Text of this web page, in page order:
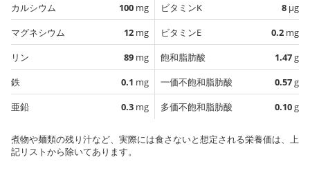
カルシウム
100 mg
マグネシウム
12 mg
リン
89 mg
鉄
0.1 mg
亜鉛
0.3 mg
ビタミンK
8 µg
ビタミンE
0.2 mg
飽和脂肪酸
1.47g
一価不飽和脂肪酸
0.57g
多価不飽和脂肪酸
0.10g
煮物や麺類の残り汁など、実際には食さないと想定される栄養価は、上
記リストから除いてあります。